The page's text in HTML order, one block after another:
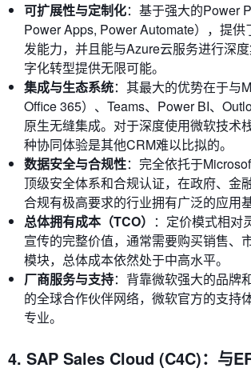
可扩展性与定制化：基于强大的Power
Power Apps, Power Automate），提
发能力，并且能与Azure云服务进行深
字化转型提供无限可能。
集成与生态系统：其最大的优势在于与
Office 365）、Teams、Power BI、
原生无缝集成。对于深度使用微软技术
种协同体验是其他CRM难以比拟的。
数据安全与合规性：完全依托于
顶级安全体系和合规认证，在政府、金
合规有极高要求的行业拥有广泛的应用基
总体拥有成本（TCO） ：定价模式相对
宣传的完整价值，通常需要购买销售、
模块，总体成本依然处于中高水平。
厂商服务与支持：背靠微软强大的品牌
的全球合作伙伴网络，微软官方的支持
专业。
4. SAP Sales Cloud (C4C)：与